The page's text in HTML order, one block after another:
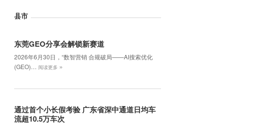
县市
东莞GEO分享会解锁新赛道
2026年6月30日，‌“数智营销 合规破局——AI搜索优化
(GEO)…
阅读更多 »
通过首个小长假考验 广东省深中通道日均车
流超10.5万车次